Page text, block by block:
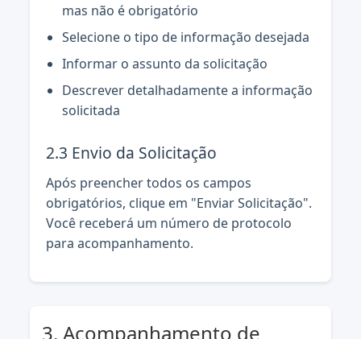
mas não é obrigatório
Selecione o tipo de informação desejada
Informar o assunto da solicitação
Descrever detalhadamente a informação
solicitada
2.3 Envio da Solicitação
Após preencher todos os campos
obrigatórios, clique em "Enviar Solicitação".
Você receberá um número de protocolo
para acompanhamento.
3. Acompanhamento de